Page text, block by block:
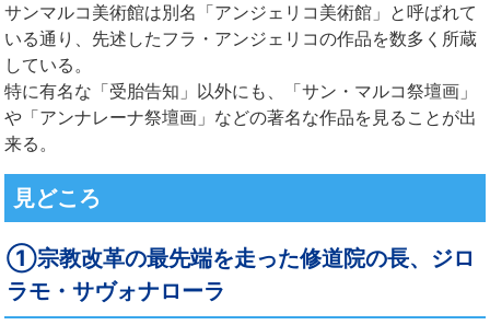
サンマルコ美術館は別名「アンジェリコ美術館」と呼ばれて
いる通り、先述したフラ・アンジェリコの作品を数多く所蔵
している。
特に有名な「受胎告知」以外にも、「サン・マルコ祭壇画」
や「アンナレーナ祭壇画」などの著名な作品を見ることが出
来る。
見どころ
①宗教改革の最先端を走った修道院の長、ジロ
ラモ・サヴォナローラ